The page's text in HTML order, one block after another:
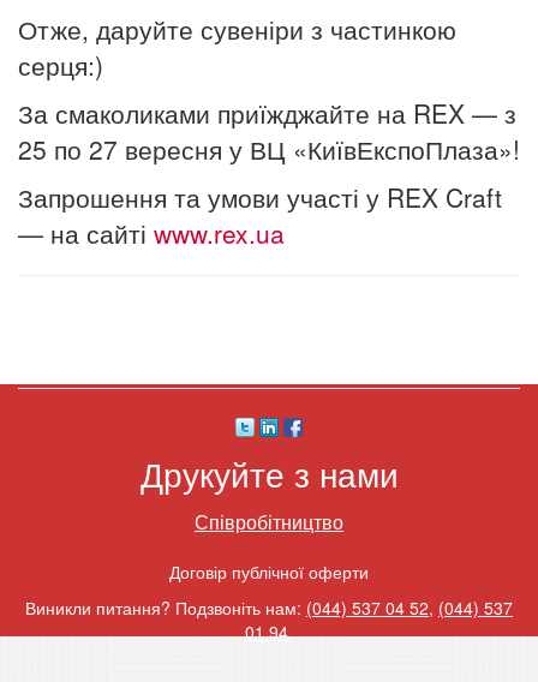
Отже, даруйте сувеніри з частинкою
серця:)
За смаколиками приїжджайте на REX — з
25 по 27 вересня у ВЦ «КиївЕкспоПлаза»!
Запрошення та умови участі у REX Craft
— на сайті www.rex.ua
Друкуйте з нами
Співробітництво
Договір публічної оферти
Виникли питання? Подзвоніть нам: (044) 537 04 52, (044) 537
01 94.